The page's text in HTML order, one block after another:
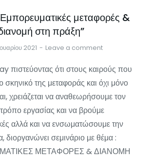
μεταφορές &
στη πράξη”
2021 Leave a comment
πιστεύοντας ότι στους καιρούς που
σκηνικό της μεταφοράς και όχι μόνο
χρειάζεται να αναθεωρήσουμε τον
εργασίας και να βρούμε
αλλά και να ενσωματώσουμε την
διοργανώνει σεμινάριο με θέμα :
ΜΕΤΑΦΟΡΕΣ & ΔΙΑΝΟΜΗ